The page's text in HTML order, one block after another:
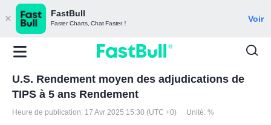
FastBull
Faster Charts, Chat Faster！ Voir
U.S. Rendement moyen des adjudications de
TIPS à 5 ans Rendement
Heure de publication: 17 Avr 2025 15:30 (UTC +0) Unité: %